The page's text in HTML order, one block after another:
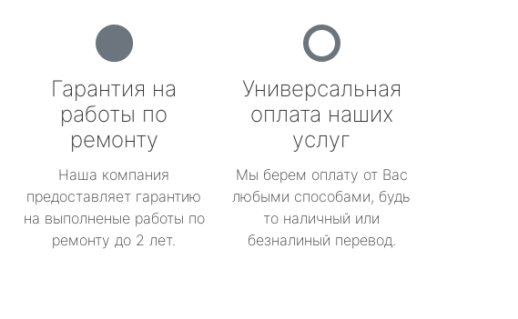
Гарантия на
работы по
ремонту
Наша компания
предоставляет гарантию
на выполненые работы по
ремонту до 2 лет.
Универсальная
оплата наших
услуг
Мы берем оплату от Вас
любыми способами, будь
то наличный или
безналиный перевод.